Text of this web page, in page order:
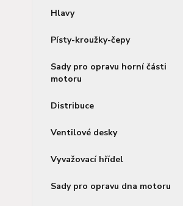
Hlavy
Písty-kroužky-čepy
Sady pro opravu horní části
motoru
Distribuce
Ventilové desky
Vyvažovací hřídel
Sady pro opravu dna motoru